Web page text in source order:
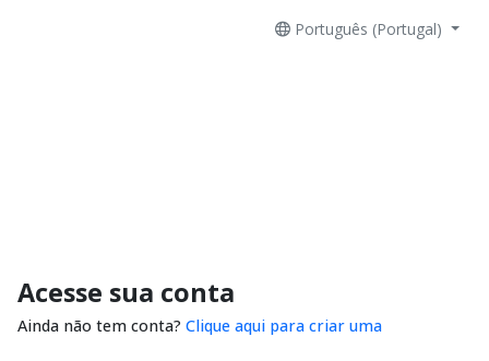
Português (Portugal)
Acesse sua conta
Ainda não tem conta? Clique aqui para criar uma